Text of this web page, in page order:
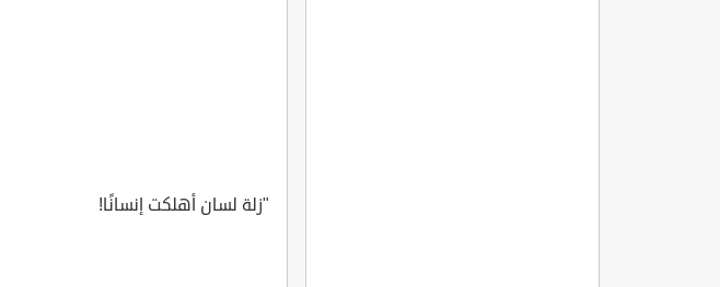
"زلة لسان أهلكت إنسانًا!